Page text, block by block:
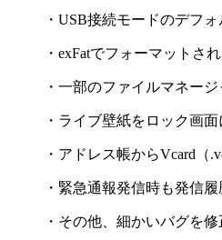
・USB接続モードのデフ
・exFatでフォーマットさ
・一部のファイルマネー
・ライブ壁紙をロック画
・アドレス帳からVcard（
・緊急通報発信時も発信
・その他、細かいバグを修